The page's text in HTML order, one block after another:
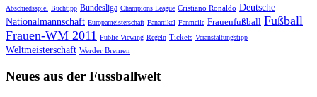
Abschiedsspiel Buchtipp Bundesliga Champions League Cristiano Ronaldo Deutsche
Nationalmannschaft Europameisterschaft Fanartikel Fanmeile Frauenfußball Fußball
Frauen-WM 2011
Public Viewing Regeln Tickets Veranstaltungstipp
Weltmeisterschaft Werder Bremen
Neues aus der Fussballwelt